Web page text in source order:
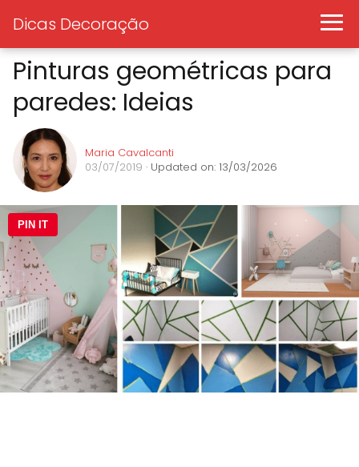
Dicas Decoração
Pinturas geométricas para
paredes: Ideias
Maria Cavalcanti
03/07/2019 · Updated on: 13/03/2026
PIN IT